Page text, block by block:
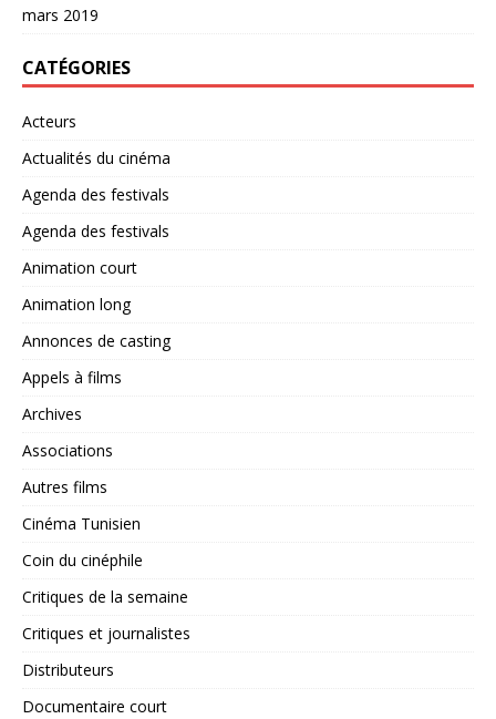
mars 2019
CATÉGORIES
Acteurs
Actualités du cinéma
Agenda des festivals
Agenda des festivals
Animation court
Animation long
Annonces de casting
Appels à films
Archives
Associations
Autres films
Cinéma Tunisien
Coin du cinéphile
Critiques de la semaine
Critiques et journalistes
Distributeurs
Documentaire court